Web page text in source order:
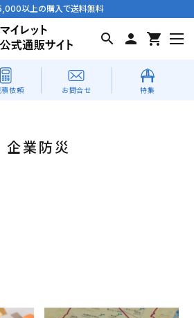
以上の購入で送料無料
search person shopping_cart
依頼 お問合せ 特集
企業防災